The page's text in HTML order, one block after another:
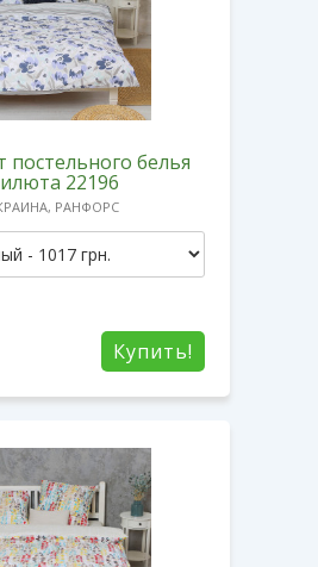
постельного белья
22196
РАНФОРС
Купить!